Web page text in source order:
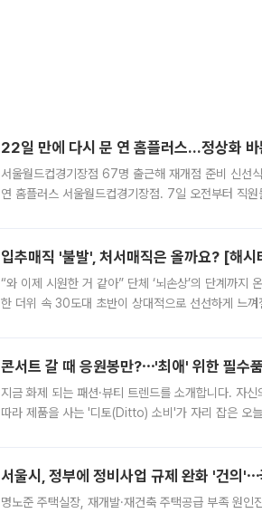
22일 만에 다시 문 연 홈플러스…정상화 바
서울월드컵경기장점 67명 출근해 재개점 준비 신
연 홈플러스 서울월드컵경기장점. 7일 오전부터 직
입추매직 '불발', 처서매직은 올까요? [해시
“와 이제 시원한 거 같아” 단체 ‘뇌손상’의 단계까
한 더위 속 30도대 초반이 상대적으로 선선하게 느
콘서트 갈 때 응원봉만?⋯'최애' 위한 필수
지금 화제 되는 패션·뷰티 트렌드를 소개합니다. 자
따라 제품을 사는 '디토(Ditto) 소비'가 자리 잡은 오
서울시, 정부에 정비사업 규제 완화 '건의
명노준 주택실장, 재개발·재건축 주택공급 부족 원